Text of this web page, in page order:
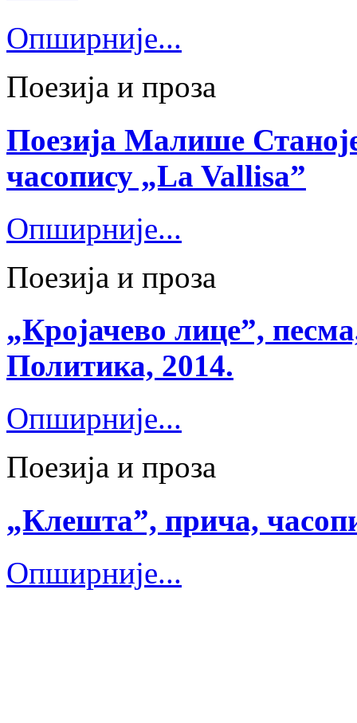
Опширније...
Поезија и проза
Поезија Малише
часопису „La Vallisa”
Опширније...
Поезија и проза
„Кројачево лице”,
Политика, 2014.
Опширније...
Поезија и проза
„Клешта”, прича,
Опширније...